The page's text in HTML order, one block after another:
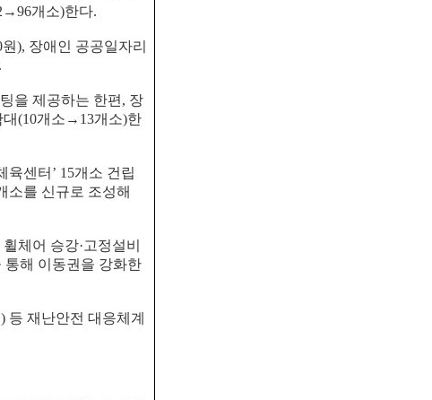
→96개소)한다.
원), 장애인 공공일자리
을 제공하는 한편 , 장
(10개소 → 13개소)한
육센터 ’ 15개소 건립
소를 신규로 조성해
휠체어 승강·고정설비
통해 이동권을 강화한
) 등 재난안전 대응체계